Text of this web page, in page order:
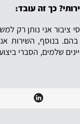
כך זה עובד:
ציבור אני נותן רק
בנוסף, השירות
שלמים, הסברי